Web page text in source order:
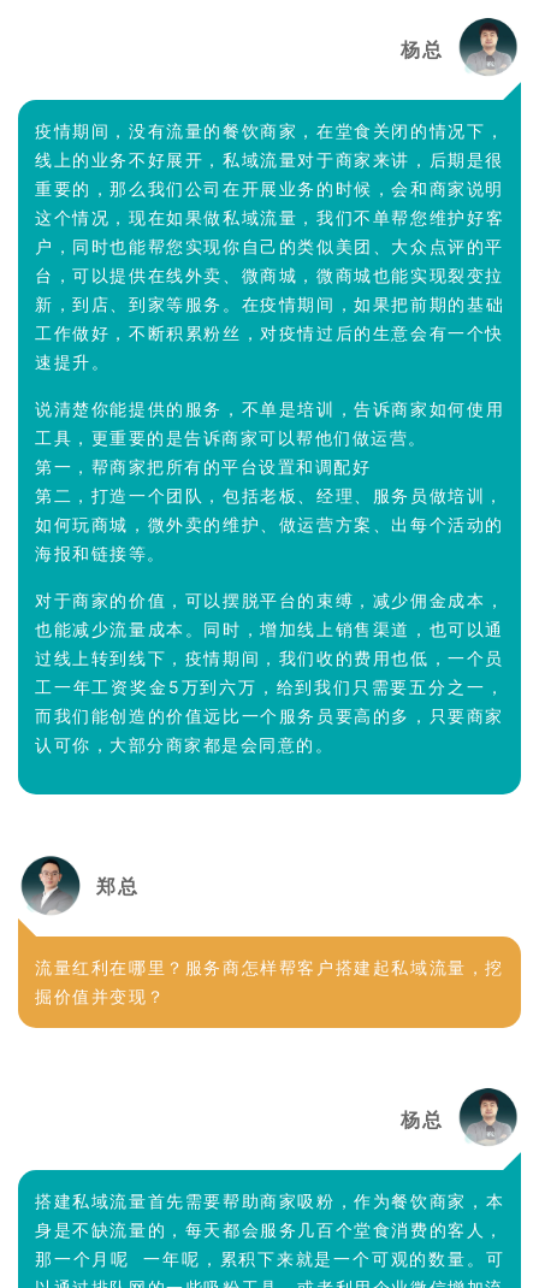
杨总
疫情期间，没有流量的餐饮商家，在堂食关闭的情况下，
线上的业务不好展开，私域流量对于商家来讲，后期是很
重要的，那么我们公司在开展业务的时候，会和商家说明
这个情况，现在如果做私域流量，我们不单帮您维护好客
户，同时也能帮您实现你自己的类似美团、大众点评的平
台，可以提供在线外卖、微商城，微商城也能实现裂变拉
新，到店、到家等服务。 在疫情期间，如果把前期的基础
工作做好，不断积累粉丝，对疫情过后的生意会有一个快
速提升。
说清楚你能提供的服务， 不单是培训，告诉商家如何使用
工具，更重要的是告诉商家可以帮他们做运营。
第一，帮商家把所有的平台设置和调配好
第二，打造一个团队，包括老板、经理、服务员做培训，
如何玩商城，微外卖的维护、做运营方案、出每个活动的
海报和链接等。
对于商家的价值， 可以摆脱平台的束缚，减少佣金成本，
也能减少流量成本。同时，增加线上销售渠道，也可以通
过线上转到线下，疫情期间，我们收的费用也低，一个员
工一年工资奖金5万到六万，给到我们只需要五分之一，
而我们能创造的价值远比一个服务员要高的多，只要商家
认可你， 大部分商家都是会同意的。
郑总
流量红利在哪里？服务商怎样帮客户搭建起私域流量，挖
掘价值并变现？
杨总
搭建私域流量首先需要帮助商家吸粉，作为餐饮商家，本
身是不缺流量的，每天都会服务几百个堂食消费的客人，
那一个月呢 一年呢，累积下来就是一个可观的数量。可